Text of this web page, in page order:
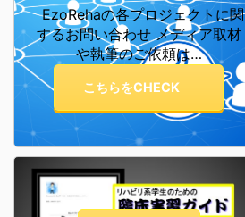
EzoRehaの各プロジェクトに関
するお問い合わせ メディア取材
や執筆のご依頼は…
こちらをCHECK